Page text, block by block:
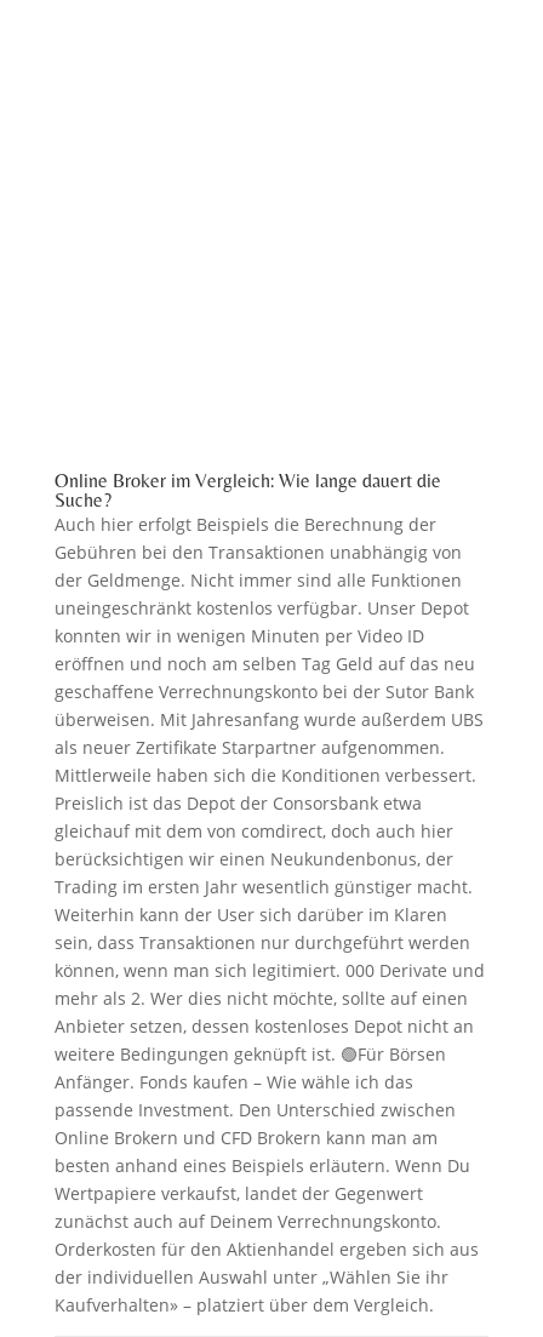
Online Broker im Vergleich: Wie lange dauert die
Suche?
Auch hier erfolgt Beispiels die Berechnung der
Gebühren bei den Transaktionen unabhängig von
der Geldmenge. Nicht immer sind alle Funktionen
uneingeschränkt kostenlos verfügbar. Unser Depot
konnten wir in wenigen Minuten per Video ID
eröffnen und noch am selben Tag Geld auf das neu
geschaffene Verrechnungskonto bei der Sutor Bank
überweisen. Mit Jahresanfang wurde außerdem UBS
als neuer Zertifikate Starpartner aufgenommen.
Mittlerweile haben sich die Konditionen verbessert.
Preislich ist das Depot der Consorsbank etwa
gleichauf mit dem von comdirect, doch auch hier
berücksichtigen wir einen Neukundenbonus, der
Trading im ersten Jahr wesentlich günstiger macht.
Weiterhin kann der User sich darüber im Klaren
sein, dass Transaktionen nur durchgeführt werden
können, wenn man sich legitimiert. 000 Derivate und
mehr als 2. Wer dies nicht möchte, sollte auf einen
Anbieter setzen, dessen kostenloses Depot nicht an
weitere Bedingungen geknüpft ist. 🟢Für Börsen
Anfänger. Fonds kaufen – Wie wähle ich das
passende Investment. Den Unterschied zwischen
Online Brokern und CFD Brokern kann man am
besten anhand eines Beispiels erläutern. Wenn Du
Wertpapiere verkaufst, landet der Gegenwert
zunächst auch auf Deinem Verrechnungskonto.
Orderkosten für den Aktienhandel ergeben sich aus
der individuellen Auswahl unter „Wählen Sie ihr
Kaufverhalten» – platziert über dem Vergleich.